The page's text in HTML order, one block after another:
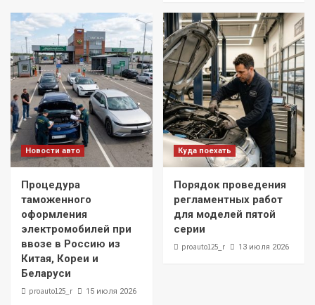
Новости авто
Процедура
таможенного
оформления
электромобилей при
ввозе в Россию из
Китая, Кореи и
Беларуси
proauto125_r 15 июля 2026
Куда поехать
Порядок проведения
регламентных работ
для моделей пятой
серии
proauto125_r 13 июля 2026